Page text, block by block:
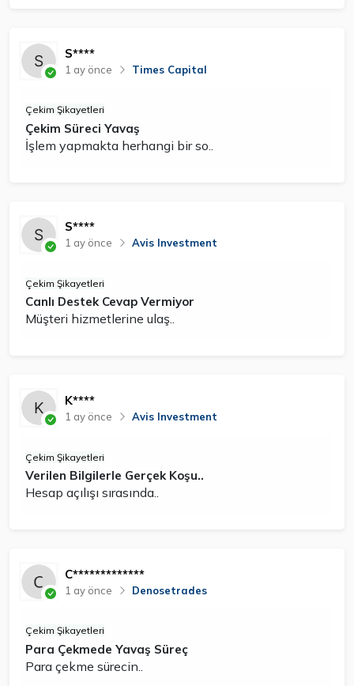
S****
1 ay önce Times Capital
Çekim Şikayetleri
Çekim Süreci Yavaş
İşlem yapmakta herhangi bir so..
S****
1 ay önce Avis Investment
Çekim Şikayetleri
Canlı Destek Cevap Vermiyor
Müşteri hizmetlerine ulaş..
K****
1 ay önce Avis Investment
Çekim Şikayetleri
Verilen Bilgilerle Gerçek Koşu..
Hesap açılışı sırasında..
C*************
1 ay önce Denosetrades
Çekim Şikayetleri
Para Çekmede Yavaş Süreç
Para çekme sürecin..